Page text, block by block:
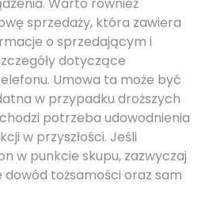
sprzedaży, która zawiera
o sprzedającym i
dotyczące
Umowa ta może być
w przypadku droższych
potrzeba udowodnienia
w przyszłości. Jeśli
w punkcie skupu, zazwyczaj
tożsamości oraz sam